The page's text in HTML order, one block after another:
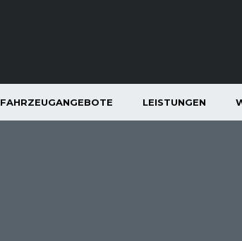
FAHRZEUGANGEBOTE LEISTUNGEN